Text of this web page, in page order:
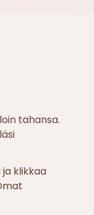
tahansa.
ja klikkaa